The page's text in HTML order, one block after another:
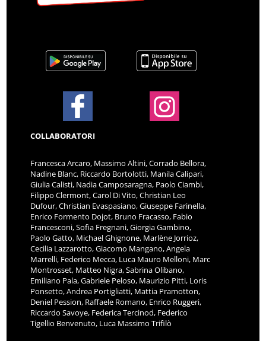
COLLABORATORI
Francesca Arcaro, Massimo Altini, Corrado Bellora,
Nadine Blanc, Riccardo Bortolotti, Manila Calipari,
Giulia Calisti, Nadia Camposaragna, Paolo Ciambi,
Filippo Clermont, Carol Di Vito, Christian Leo
Dufour, Christian Evaspasiano, Giuseppe Farinella,
Enrico Formento Dojot, Bruno Fracasso, Fabio
Francesconi, Sofia Fregnani, Giorgia Gambino,
Paolo Gatto, Michael Ghignone, Marlène Jorrioz,
Cecilia Lazzarotto, Giacomo Mangano, Angela
Marrelli, Federico Mecca, Luca Mauro Melloni, Marc
Montrosset, Matteo Nigra, Sabrina Olibano,
Emiliano Pala, Gabriele Peloso, Maurizio Pitti, Loris
Ponsetto, Andrea Portigliatti, Mattia Pramotton,
Deniel Pession, Raffaele Romano, Enrico Ruggeri,
Riccardo Savoye, Federica Tercinod, Federico
Tigellio Benvenuto, Luca Massimo Trifilò